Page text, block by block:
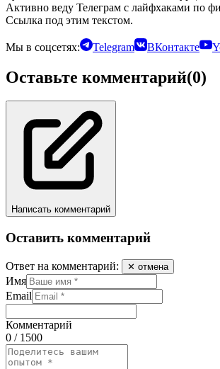
Активно веду Телеграм с лайфхаками по
Ссылка под этим текстом.
Мы в соцсетях: Telegram ВКонтакте
Оставьте комментарий(0)
Написать комментарий
Оставить комментарий
Ответ на комментарий: ✕ отмена
Имя
Email
Комментарий
0 / 1500